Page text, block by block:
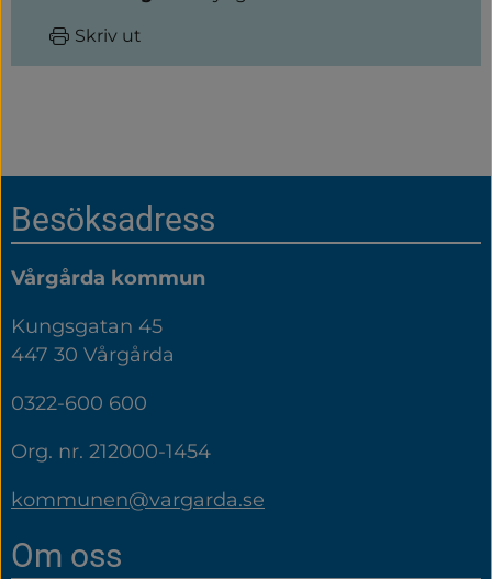
Skriv ut
Sidfot
Besöksadress
Vårgårda kommun
Kungsgatan 45
447 30 Vårgårda
0322-600 600
Org. nr. 212000-1454
kommunen@vargarda.se
Om oss